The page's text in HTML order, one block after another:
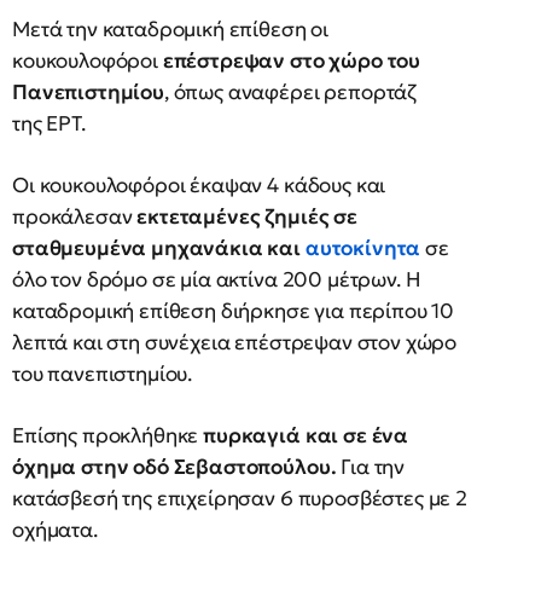
Μετά την καταδρομική επίθεση οι
κουκουλοφόροιεπέστρεψαν στο χώρο του
Πανεπιστημίου, όπως αναφέρει ρεπορτάζ
της ΕΡΤ.
Οι κουκουλοφόροι έκαψαν 4 κάδους και
προκάλεσανεκτεταμένες ζημιές σε
σταθμευμένα μηχανάκια καιαυτοκίνητασε
όλο τον δρόμο σε μία ακτίνα 200 μέτρων. Η
καταδρομική επίθεση διήρκησε για περίπου 10
λεπτά και στη συνέχεια επέστρεψαν στον χώρο
του πανεπιστημίου.
Επίσης προκλήθηκε πυρκαγιά και σε ένα
όχημα στην οδό Σεβαστοπούλου. Για την
κατάσβεσή της επιχείρησαν 6 πυροσβέστες με 2
οχήματα.